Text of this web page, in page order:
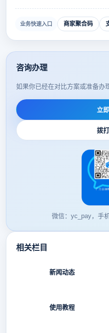
业务快速入口 商家聚合码
咨询办理
如果你已经在对比方案或准备办
立
拨
微信：yc_pay，手
相关栏目
新闻动态
使用教程